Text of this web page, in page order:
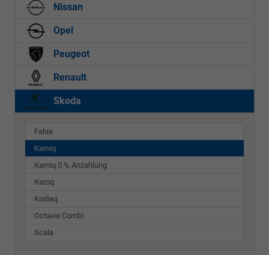
Nissan
Opel
Peugeot
Renault
Skoda
Fabia
Kamiq
Kamiq 0 % Anzahlung
Karoq
Kodiaq
Octavia Combi
Scala